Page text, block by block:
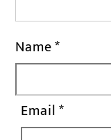
Name*
Email*